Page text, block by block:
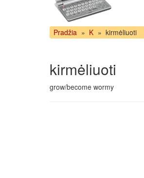
Pradžia » K » kirmėliuoti
kirmėliuoti
grow/become wormy